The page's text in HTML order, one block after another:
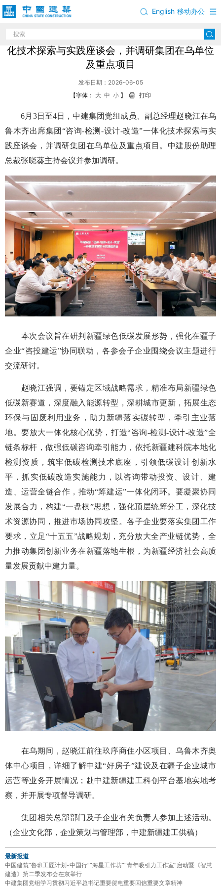
移动办公
English
赵晓江出席中建集团“咨询-检测-设计-改造”一体
化技术探索与实践座谈会，并调研集团在乌单位
及重点项目
发布日期：2026-06-05
【字体： 大 中 小 】 打印
6月3日至4日，中建集团党组成员、副总经理赵晓江在乌
鲁木齐出席集团“咨询-检测-设计-改造”一体化技术探索与实
践座谈会，并调研集团在乌单位及重点项目。中建股份助理
总裁张晓葵主持会议并参加调研。
本次会议旨在研判新疆绿色低碳发展形势，强化在疆子
企业“咨投建运”协同联动，各参会子企业围绕会议主题进行
交流研讨。
赵晓江强调，要锚定区域战略需求，精准布局新疆绿色
低碳新赛道，深度融入能源转型，深耕城市更新，拓展生态
环保与固废利用业务，助力新疆落实碳转型，牵引主业落
地。要放大一体化核心优势，打造“咨询-检测-设计-改造”全
链条标杆，做强低碳咨询牵引能力，依托新疆建科院本地化
检测资质，筑牢低碳检测技术底座，引领低碳设计创新水
平，抓实低碳改造实施能力，以咨询带动投资、设计、建
造、运营全链合作，推动“筹建运”一体化闭环。要凝聚协同
发展合力，构建“一盘棋”思想，强化顶层统筹分工，深化技
术资源协同，推进市场协同攻坚。各子企业要落实集团工作
要求，立足“十五五”战略规划，充分放大全产业链优势，全
力推动集团创新业务在新疆落地生根，为新疆经济社会高质
量发展贡献中建力量。
在乌期间，赵晓江前往玖序商住小区项目、乌鲁木齐奥
体中心项目，详细了解中建“好房子”建设及在疆子企业城市
运营等业务开展情况；赴中建新疆建工科创平台基地实地考
察，并开展专项督导调研。
集团相关总部部门及子企业有关负责人参加上述活动。
（企业文化部，企业策划与管理部，中建新疆建工供稿）
最新报道
中国建筑“鲁班工匠计划-中国行”“海星工作坊”“青年吸引力工作室”启动暨《智慧
建造》第二季发布会在京举行
中建集团党组学习贯彻习近平总书记重要贺电重要回信重要文章精神